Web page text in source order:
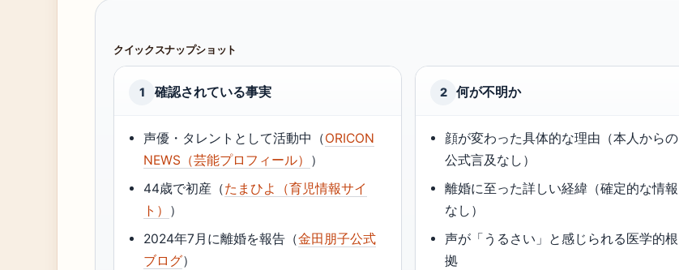
クイックスナップショット
1 確認されている事実
声優・タレントとして活動中（ORICON
NEWS（芸能プロフィール） ）
44歳で初産（たまひよ（育児情報サイ
ト） ）
2024年7月に離婚を報告（金田朋子公式
ブログ）
2 何が不明か
顔が変わった具体的な理由（本人からの
公式言及なし）
離婚に至った詳しい経緯（確定的な情報
なし）
声が「うるさい」と感じられる医学的根
拠